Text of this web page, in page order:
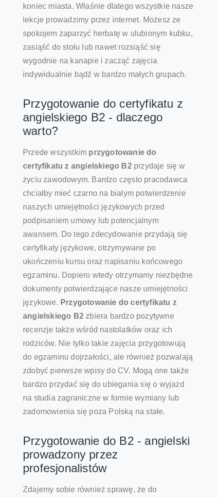
koniec miasta. Właśnie dlatego wszystkie nasze
lekcje prowadzimy przez internet. Możesz ze
spokojem zaparzyć herbatę w ulubionym kubku,
zasiąść do stołu lub nawet rozsiąść się
wygodnie na kanapie i zacząć zajęcia
indywidualnie bądź w bardzo małych grupach.
Przygotowanie do certyfikatu z
angielskiego B2 - dlaczego
warto?
Przede wszystkim przygotowanie do
certyfikatu z angielskiego B2przydaje się w
życiu zawodowym. Bardzo często pracodawca
chciałby mieć czarno na białym potwierdzenie
naszych umiejętności językowych przed
podpisaniem umowy lub potencjalnym
awansem. Do tego zdecydowanie przydają się
certyfikaty językowe, otrzymywane po
ukończeniu kursu oraz napisaniu końcowego
egzaminu. Dopiero wtedy otrzymamy niezbędne
dokumenty potwierdzające nasze umiejętności
językowe. Przygotowanie do certyfikatu z
angielskiego B2 zbiera bardzo pozytywne
recenzje także wśród nastolatków oraz ich
rodziców. Nie tylko takie zajęcia przygotowują
do egzaminu dojrzałości, ale również pozwalają
zdobyć pierwsze wpisy do CV. Mogą one także
bardzo przydać się do ubiegania się o wyjazd
na studia zagraniczne w formie wymiany lub
zadomowienia się poza Polską na stałe.
Przygotowanie do B2 - angielski
prowadzony przez
profesjonalistów
Zdajemy sobie również sprawę, że do